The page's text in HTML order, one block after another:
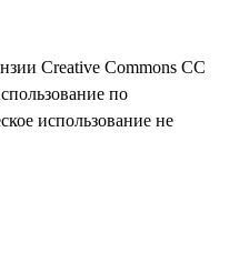
Creative Commons CC
по
использование не